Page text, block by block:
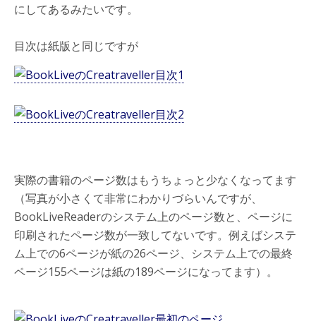
にしてあるみたいです。
目次は紙版と同じですが
実際の書籍のページ数はもうちょっと少なくなってます
（写真が小さくて非常にわかりづらいんですが、
BookLiveReaderのシステム上のページ数と、ページに
印刷されたページ数が一致してないです。例えばシステ
ム上での6ページが紙の26ページ、システム上での最終
ページ155ページは紙の189ページになってます）。